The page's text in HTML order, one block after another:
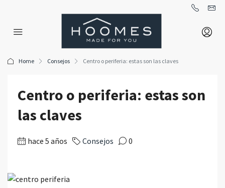
Home Consejos Centro o periferia: estas son las claves
Centro o periferia: estas son
las claves
hace 5 años Consejos 0